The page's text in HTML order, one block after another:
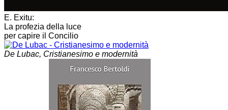
E. Exitu:
La profezia della luce
per capire il Concilio
De Lubac, Cristianesimo e modernità